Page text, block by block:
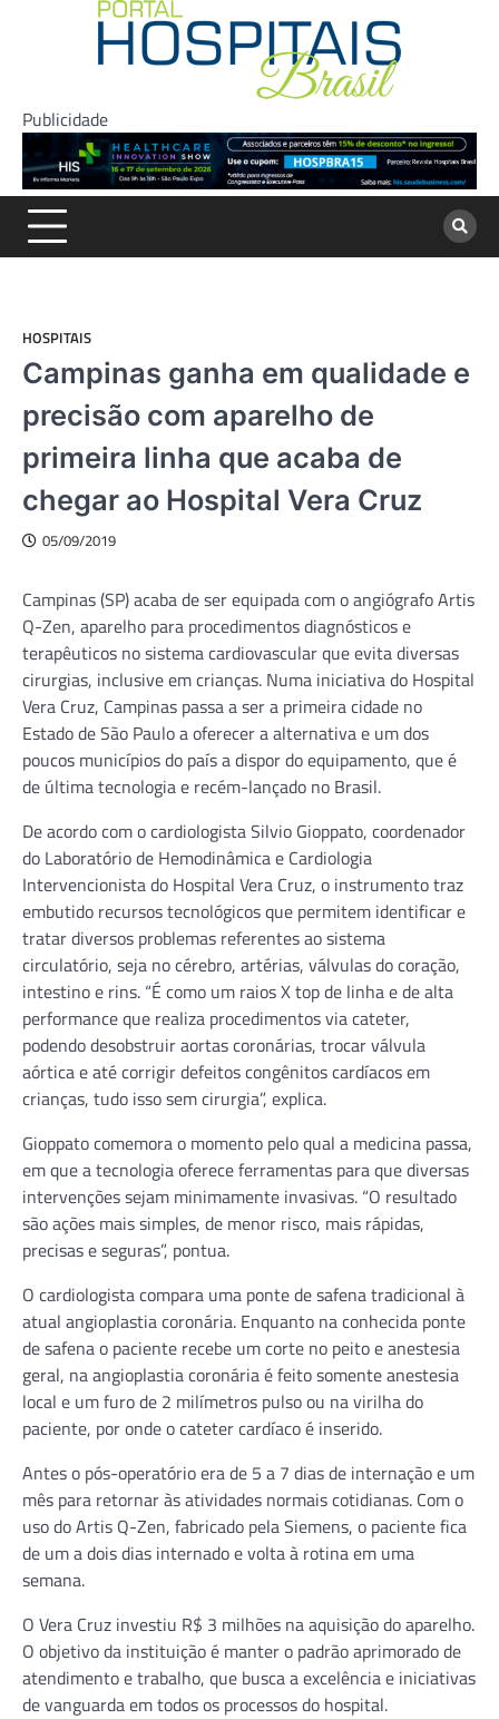
Publicidade
HOSPITAIS
Campinas ganha em qualidade e
precisão com aparelho de
primeira linha que acaba de
chegar ao Hospital Vera Cruz
05/09/2019
Campinas (SP) acaba de ser equipada com o angiógrafo Artis
Q-Zen, aparelho para procedimentos diagnósticos e
terapêuticos no sistema cardiovascular que evita diversas
cirurgias, inclusive em crianças. Numa iniciativa do Hospital
Vera Cruz, Campinas passa a ser a primeira cidade no
Estado de São Paulo a oferecer a alternativa e um dos
poucos municípios do país a dispor do equipamento, que é
de última tecnologia e recém-lançado no Brasil.
De acordo com o cardiologista Silvio Gioppato, coordenador
do Laboratório de Hemodinâmica e Cardiologia
Intervencionista do Hospital Vera Cruz, o instrumento traz
embutido recursos tecnológicos que permitem identificar e
tratar diversos problemas referentes ao sistema
circulatório, seja no cérebro, artérias, válvulas do coração,
intestino e rins. “É como um raios X top de linha e de alta
performance que realiza procedimentos via cateter,
podendo desobstruir aortas coronárias, trocar válvula
aórtica e até corrigir defeitos congênitos cardíacos em
crianças, tudo isso sem cirurgia”, explica.
Gioppato comemora o momento pelo qual a medicina passa,
em que a tecnologia oferece ferramentas para que diversas
intervenções sejam minimamente invasivas. “O resultado
são ações mais simples, de menor risco, mais rápidas,
precisas e seguras”, pontua.
O cardiologista compara uma ponte de safena tradicional à
atual angioplastia coronária. Enquanto na conhecida ponte
de safena o paciente recebe um corte no peito e anestesia
geral, na angioplastia coronária é feito somente anestesia
local e um furo de 2 milímetros pulso ou na virilha do
paciente, por onde o cateter cardíaco é inserido.
Antes o pós-operatório era de 5 a 7 dias de internação e um
mês para retornar às atividades normais cotidianas. Com o
uso do Artis Q-Zen, fabricado pela Siemens, o paciente fica
de um a dois dias internado e volta à rotina em uma
semana.
O Vera Cruz investiu R$ 3 milhões na aquisição do aparelho.
O objetivo da instituição é manter o padrão aprimorado de
atendimento e trabalho, que busca a excelência e iniciativas
de vanguarda em todos os processos do hospital.